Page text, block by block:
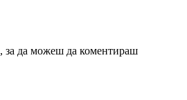
, за да можеш да коментираш